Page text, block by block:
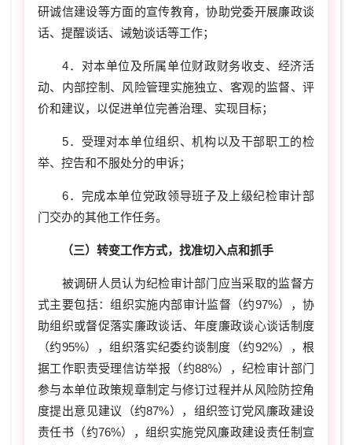
研诚信建设等方面的宣传教育，协助党委开展廉政谈
话、提醒谈话、诫勉谈话等工作；
4．对本单位及所属单位财政财务收支、经济活
动、内部控制、风险管理实施独立、客观的监督、评
价和建议，以促进单位完善治理、实现目标；
5．受理对本单位组织、机构以及干部职工的检
举、控告和不服处分的申诉；
6．完成本单位党政领导班子及上级纪检审计部
门交办的其他工作任务。
（三）转变工作方式，找准切入点和抓手
被调研人员认为纪检审计部门应当采取的监督方
式主要包括：组织实施内部审计监督（约97%），协
助组织或督促落实廉政谈话、年度廉政谈心谈话制度
（约95%），组织落实纪委约谈制度（约92%），根
据工作职责受理信访举报（约88%），纪检审计部门
参与本单位政策规章制定与修订过程并从风险防控角
度提出意见建议（约87%），组织签订党风廉政建设
责任书（约76%），组织实施党风廉政建设责任制宣